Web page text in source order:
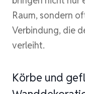
Raum, sondern
Verbindung, die
verleiht.
Körbe und